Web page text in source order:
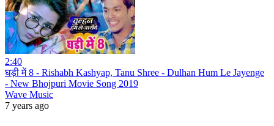
2:40
घड़ी में 8 - Rishabh Kashyap, Tanu Shree - Dulhan Hum Le Jayenge
- New Bhojpuri Movie Song 2019
Wave Music
7 years ago